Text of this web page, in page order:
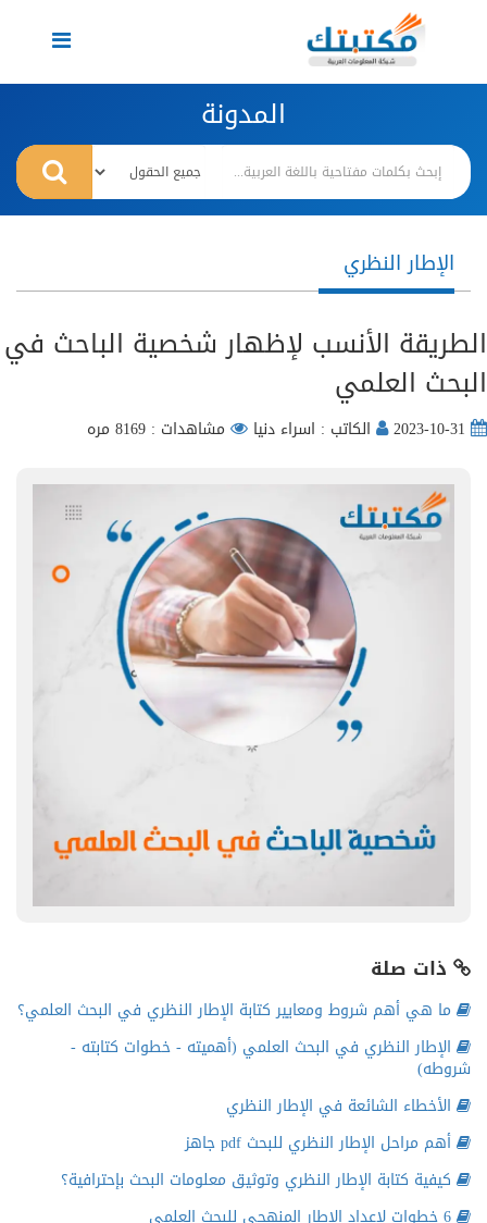
Toggle
navigation
المدونة
الإطار النظري
الطريقة الأنسب لإظهار شخصية الباحث في
البحث العلمي
الكاتب : اسراء دنيا مشاهدات : 8169 مره
ذات صلة
ما هي أهم شروط ومعايير كتابة الإطار النظري في البحث العلمي؟
الإطار النظري في البحث العلمي (أهميته - خطوات كتابته -
شروطه)
الأخطاء الشائعة في الإطار النظري
أهم مراحل الإطار النظري للبحث pdf جاهز
كيفية كتابة الإطار النظري وتوثيق معلومات البحث بإحترافية؟